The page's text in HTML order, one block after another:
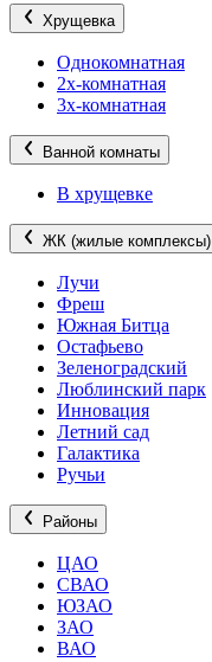
Хрущевка
Однокомнатная
2х-комнатная
3х-комнатная
Ванной комнаты
В хрущевке
ЖК (жилые комплексы)
Лучи
Фреш
Южная Битца
Остафьево
Зеленоградский
Люблинский парк
Инновация
Летний сад
Галактика
Ручьи
Районы
ЦАО
СВАО
ЮЗАО
ЗАО
ВАО